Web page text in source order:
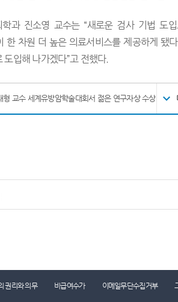
학과 진소영 교수는 “새로운 검사 기법 도
한 차원 더 높은 의료서비스를 제공하게 됐
입해 나가겠다”고 전했다.
형 교수 세계유방암학술대회서 젊은 연구자상 수상
권리와 의무 비급여수가 이메일무단수집거부